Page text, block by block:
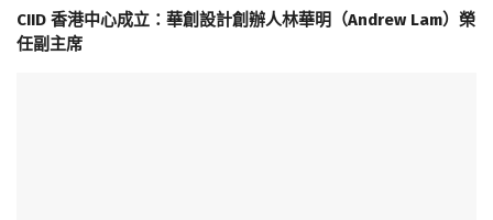
CIID 香港中心成立：華創設計創辦人林華明（Andrew Lam）榮
任副主席